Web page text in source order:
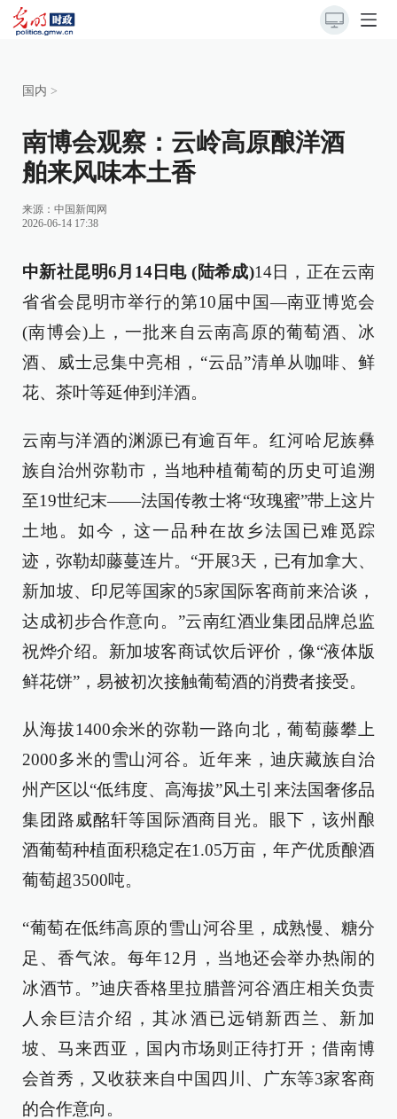
国内 >
南博会观察：云岭高原酿洋酒
舶来风味本土香
来源： 中国新闻网
2026-06-14 17:38
中新社昆明6月14日电 (陆希成)14日，正在云南
省省会昆明市举行的第10届中国—南亚博览会
(南博会)上，一批来自云南高原的葡萄酒、冰
酒、威士忌集中亮相，“云品”清单从咖啡、鲜
花、茶叶等延伸到洋酒。
云南与洋酒的渊源已有逾百年。红河哈尼族彝
族自治州弥勒市，当地种植葡萄的历史可追溯
至19世纪末——法国传教士将“玫瑰蜜”带上这片
土地。如今，这一品种在故乡法国已难觅踪
迹，弥勒却藤蔓连片。“开展3天，已有加拿大、
新加坡、印尼等国家的5家国际客商前来洽谈，
达成初步合作意向。”云南红酒业集团品牌总监
祝烨介绍。新加坡客商试饮后评价，像“液体版
鲜花饼”，易被初次接触葡萄酒的消费者接受。
从海拔1400余米的弥勒一路向北，葡萄藤攀上
2000多米的雪山河谷。近年来，迪庆藏族自治
州产区以“低纬度、高海拔”风土引来法国奢侈品
集团路威酩轩等国际酒商目光。眼下，该州酿
酒葡萄种植面积稳定在1.05万亩，年产优质酿酒
葡萄超3500吨。
“葡萄在低纬高原的雪山河谷里，成熟慢、糖分
足、香气浓。每年12月，当地还会举办热闹的
冰酒节。”迪庆香格里拉腊普河谷酒庄相关负责
人余巨洁介绍，其冰酒已远销新西兰、新加
坡、马来西亚，国内市场则正待打开；借南博
会首秀，又收获来自中国四川、广东等3家客商
的合作意向。